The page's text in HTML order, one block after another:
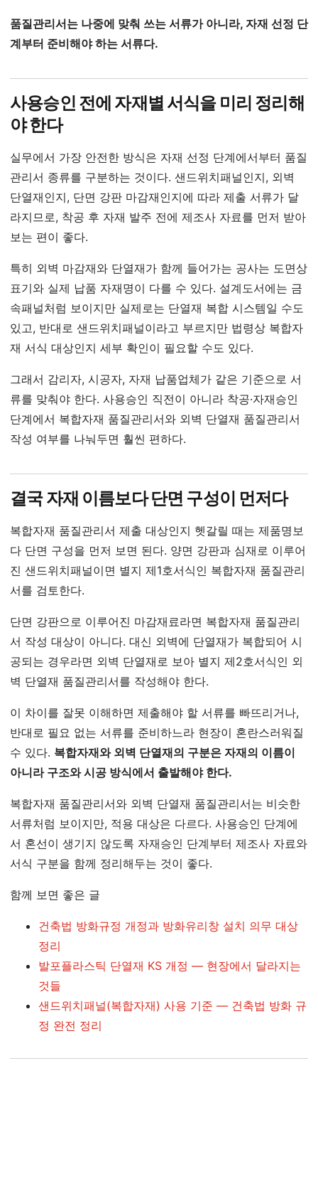
품질관리서는 나중에 맞춰 쓰는 서류가 아니라, 자재 선정 단
계부터 준비해야 하는 서류다.
사용승인 전에 자재별 서식을 미리 정리해
야 한다
실무에서 가장 안전한 방식은 자재 선정 단계에서부터 품질
관리서 종류를 구분하는 것이다. 샌드위치패널인지, 외벽
단열재인지, 단면 강판 마감재인지에 따라 제출 서류가 달
라지므로, 착공 후 자재 발주 전에 제조사 자료를 먼저 받아
보는 편이 좋다.
특히 외벽 마감재와 단열재가 함께 들어가는 공사는 도면상
표기와 실제 납품 자재명이 다를 수 있다. 설계도서에는 금
속패널처럼 보이지만 실제로는 단열재 복합 시스템일 수도
있고, 반대로 샌드위치패널이라고 부르지만 법령상 복합자
재 서식 대상인지 세부 확인이 필요할 수도 있다.
그래서 감리자, 시공자, 자재 납품업체가 같은 기준으로 서
류를 맞춰야 한다. 사용승인 직전이 아니라 착공·자재승인
단계에서 복합자재 품질관리서와 외벽 단열재 품질관리서
작성 여부를 나눠두면 훨씬 편하다.
결국 자재 이름보다 단면 구성이 먼저다
복합자재 품질관리서 제출 대상인지 헷갈릴 때는 제품명보
다 단면 구성을 먼저 보면 된다. 양면 강판과 심재로 이루어
진 샌드위치패널이면 별지 제1호서식인 복합자재 품질관리
서를 검토한다.
단면 강판으로 이루어진 마감재료라면 복합자재 품질관리
서 작성 대상이 아니다. 대신 외벽에 단열재가 복합되어 시
공되는 경우라면 외벽 단열재로 보아 별지 제2호서식인 외
벽 단열재 품질관리서를 작성해야 한다.
이 차이를 잘못 이해하면 제출해야 할 서류를 빠뜨리거나,
반대로 필요 없는 서류를 준비하느라 현장이 혼란스러워질
수 있다. 복합자재와 외벽 단열재의 구분은 자재의 이름이
아니라 구조와 시공 방식에서 출발해야 한다.
복합자재 품질관리서와 외벽 단열재 품질관리서는 비슷한
서류처럼 보이지만, 적용 대상은 다르다. 사용승인 단계에
서 혼선이 생기지 않도록 자재승인 단계부터 제조사 자료와
서식 구분을 함께 정리해두는 것이 좋다.
함께 보면 좋은 글
건축법 방화규정 개정과 방화유리창 설치 의무 대상
정리
발포플라스틱 단열재 KS 개정 — 현장에서 달라지는
것들
샌드위치패널(복합자재) 사용 기준 — 건축법 방화 규
정 완전 정리